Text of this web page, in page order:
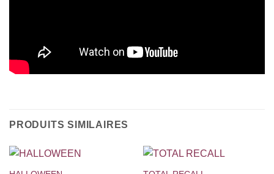
PRODUITS SIMILAIRES